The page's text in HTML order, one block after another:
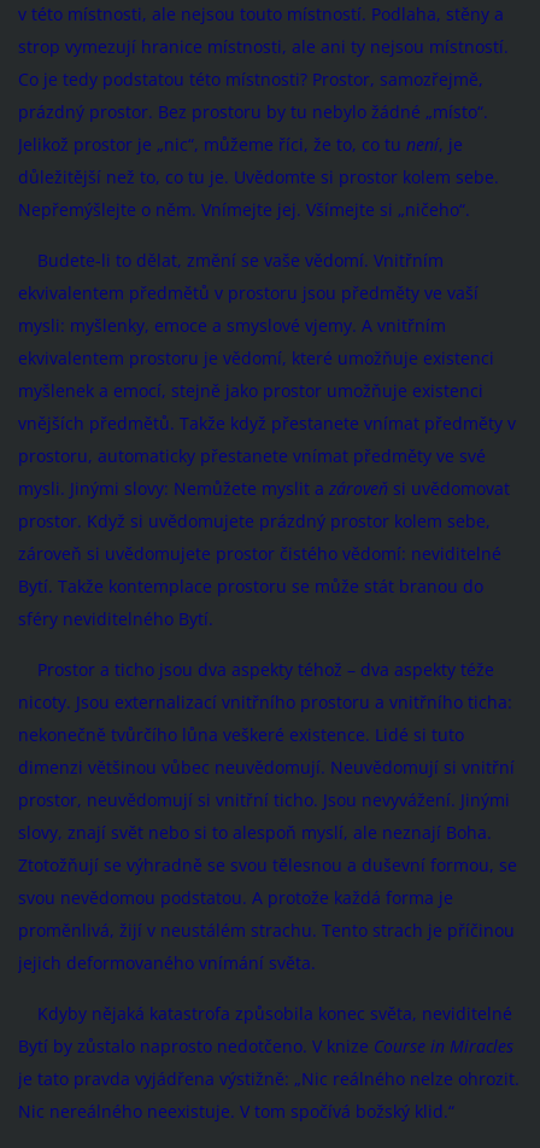
v této místnosti, ale nejsou touto místností. Podlaha, stěny a
strop vymezují hranice místnosti, ale ani ty nejsou místností.
Co je tedy podstatou této místnosti? Prostor, samozřejmě,
prázdný prostor. Bez prostoru by tu nebylo žádné „místo“.
Jelikož prostor je „nic“, můžeme říci, že to, co tu není, je
důležitější než to, co tu je. Uvědomte si prostor kolem sebe.
Nepřemýšlejte o něm. Vnímejte jej. Všímejte si „ničeho“.
Budete-li to dělat, změní se vaše vědomí. Vnitřním
ekvivalentem předmětů v prostoru jsou předměty ve vaší
mysli: myšlenky, emoce a smyslové vjemy. A vnitřním
ekvivalentem prostoru je vědomí, které umožňuje existenci
myšlenek a emocí, stejně jako prostor umožňuje existenci
vnějších předmětů. Takže když přestanete vnímat předměty v
prostoru, automaticky přestanete vnímat předměty ve své
mysli. Jinými slovy: Nemůžete myslit a zároveň si uvědomovat
prostor. Když si uvědomujete prázdný prostor kolem sebe,
zároveň si uvědomujete prostor čistého vědomí: neviditelné
Bytí. Takže kontemplace prostoru se může stát branou do
sféry neviditelného Bytí.
Prostor a ticho jsou dva aspekty téhož – dva aspekty téže
nicoty. Jsou externalizací vnitřního prostoru a vnitřního ticha:
nekonečně tvůrčího lůna veškeré existence. Lidé si tuto
dimenzi většinou vůbec neuvědomují. Neuvědomují si vnitřní
prostor, neuvědomují si vnitřní ticho. Jsou nevyvážení. Jinými
slovy, znají svět nebo si to alespoň myslí, ale neznají Boha.
Ztotožňují se výhradně se svou tělesnou a duševní formou, se
svou nevědomou podstatou. A protože každá forma je
proměnlivá, žijí v neustálém strachu. Tento strach je příčinou
jejich deformovaného vnímání světa.
Kdyby nějaká katastrofa způsobila konec světa, neviditelné
Bytí by zůstalo naprosto nedotčeno. V knize Course in Miracles
je tato pravda vyjádřena výstižně: „Nic reálného nelze ohrozit.
Nic nereálného neexistuje. V tom spočívá božský klid.“